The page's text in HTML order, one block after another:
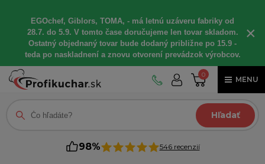
EGOchef, Giblors, TOMA, - má letnú uzáveru fabriky od
28.7. do 5.9. V tomto čase doručujeme len tovar skladom.
Ostatný objednaný tovar bude dodaný približne po 15.9 -
teda po naskladnení a znovu otvorení prevádzok výrobcov.
×
0
MENU
Hľadať
98% 546 recenzií